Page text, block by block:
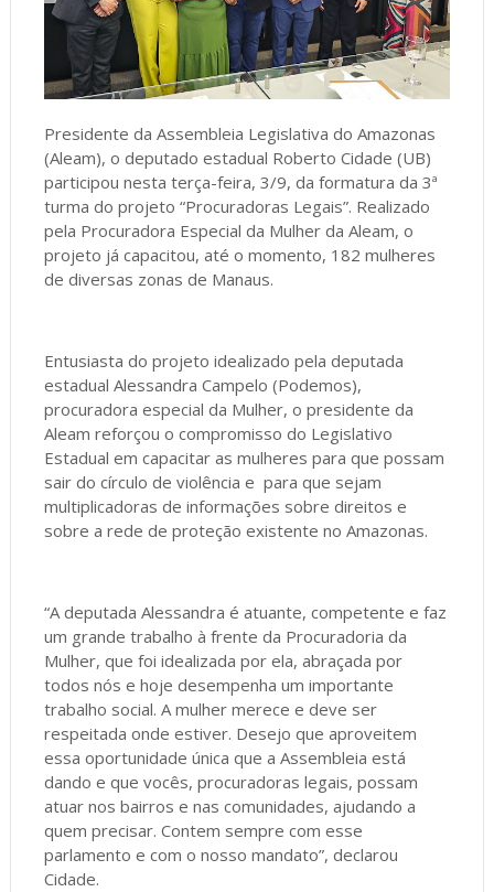
Presidente da Assembleia Legislativa do Amazonas
(Aleam), o deputado estadual Roberto Cidade (UB)
participou nesta terça-feira, 3/9, da formatura da 3ª
turma do projeto “Procuradoras Legais”. Realizado
pela Procuradora Especial da Mulher da Aleam, o
projeto já capacitou, até o momento, 182 mulheres
de diversas zonas de Manaus.
Entusiasta do projeto idealizado pela deputada
estadual Alessandra Campelo (Podemos),
procuradora especial da Mulher, o presidente da
Aleam reforçou o compromisso do Legislativo
Estadual em capacitar as mulheres para que possam
sair do círculo de violência e para que sejam
multiplicadoras de informações sobre direitos e
sobre a rede de proteção existente no Amazonas.
“A deputada Alessandra é atuante, competente e faz
um grande trabalho à frente da Procuradoria da
Mulher, que foi idealizada por ela, abraçada por
todos nós e hoje desempenha um importante
trabalho social. A mulher merece e deve ser
respeitada onde estiver. Desejo que aproveitem
essa oportunidade única que a Assembleia está
dando e que vocês, procuradoras legais, possam
atuar nos bairros e nas comunidades, ajudando a
quem precisar. Contem sempre com esse
parlamento e com o nosso mandato”, declarou
Cidade.